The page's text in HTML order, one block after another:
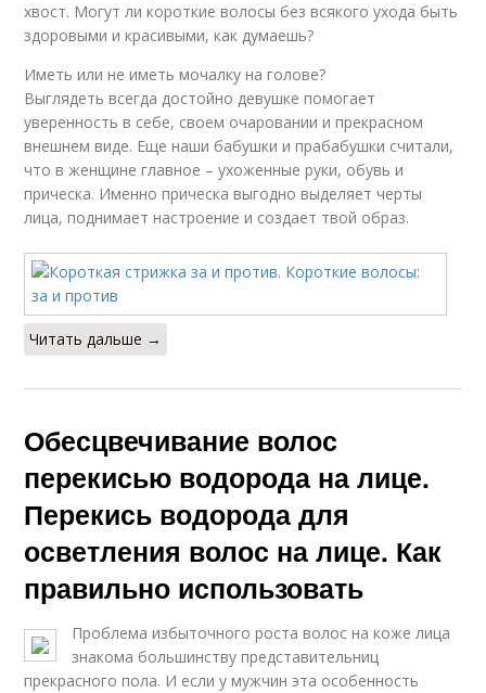
хвост. Могут ли короткие волосы без всякого ухода быть
здоровыми и красивыми, как думаешь?
Иметь или не иметь мочалку на голове?
Выглядеть всегда достойно девушке помогает
уверенность в себе, своем очаровании и прекрасном
внешнем виде. Еще наши бабушки и прабабушки считали,
что в женщине главное – ухоженные руки, обувь и
прическа. Именно прическа выгодно выделяет черты
лица, поднимает настроение и создает твой образ.
Читать дальше →
Обесцвечивание волос
перекисью водорода на лице.
Перекись водорода для
осветления волос на лице. Как
правильно использовать
Проблема избыточного роста волос на коже лица
знакома большинству представительниц
прекрасного пола. И если у мужчин эта особенность